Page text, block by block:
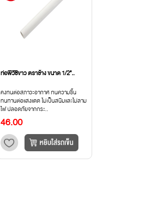
ท่อพีวีซีขาว ตราช้าง ขนาด 1/2"..
คงทนต่อสภาวะอากาศ ทนความชื้น
ทนทานต่อแสงแดด ไม่เป็นสนิมและไม่ลาม
ไฟ ปลอดภัยจากกระ..
46.00